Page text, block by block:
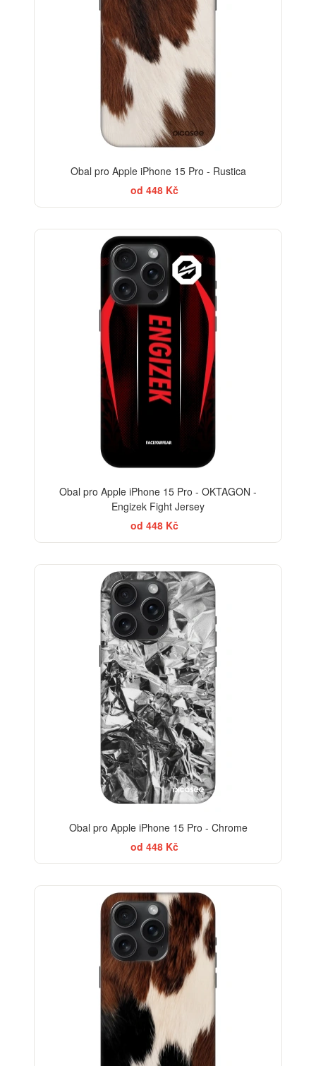
Obal pro Apple iPhone 15 Pro - Rustica
od 448 Kč
Obal pro Apple iPhone 15 Pro - OKTAGON -
Engizek Fight Jersey
od 448 Kč
Obal pro Apple iPhone 15 Pro - Chrome
od 448 Kč